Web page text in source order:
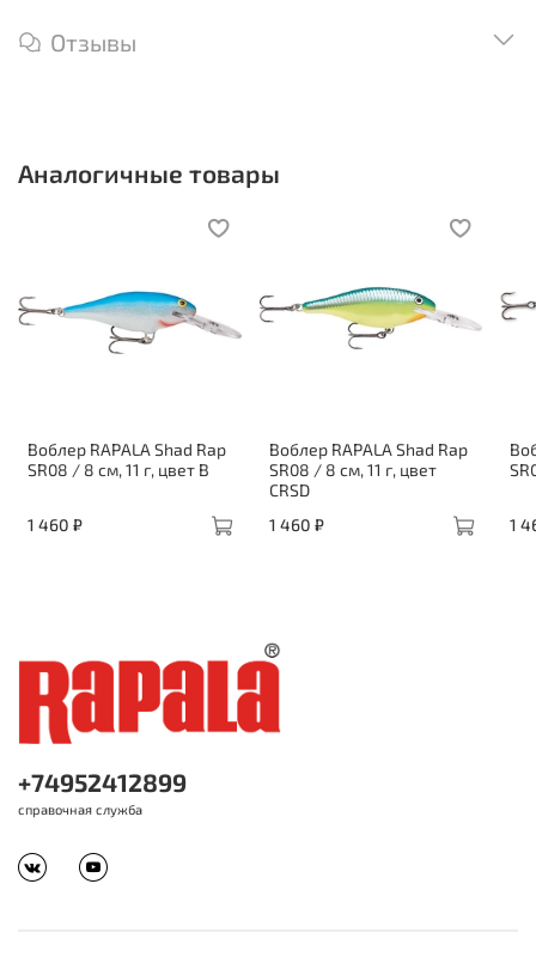
Отзывы
Аналогичные товары
Воблер RAPALA Shad Rap
SR08 / 8 см, 11 г, цвет B
1 460 ₽
Воблер RAPALA Shad Rap
SR08 / 8 см, 11 г, цвет
CRSD
1 460 ₽
1
+74952412899
справочная служба